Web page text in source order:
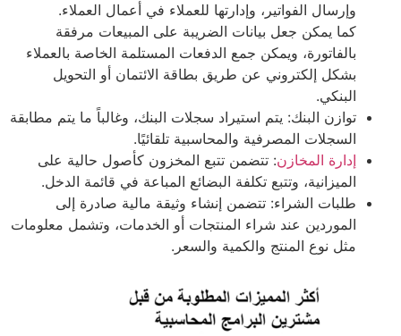
وإرسال الفواتير، وإدارتها للعملاء في أعمال العملاء.
كما يمكن جعل بيانات الضريبة على المبيعات مرفقة
بالفاتورة، ويمكن جمع الدفعات المستلمة الخاصة بالعملاء
بشكل إلكتروني عن طريق بطاقة الائتمان أو التحويل
البنكي.
توازن البنك: يتم استيراد سجلات البنك، وغالباً ما يتم مطابقة
السجلات المصرفية والمحاسبية تلقائيًا.
إدارة المخازن: تتضمن تتبع المخزون كأصول حالية على
الميزانية، وتتبع تكلفة البضائع المباعة في قائمة الدخل.
طلبات الشراء: تتضمن إنشاء وثيقة مالية صادرة إلى
الموردين عند شراء المنتجات أو الخدمات، وتشمل معلومات
مثل نوع المنتج والكمية والسعر.